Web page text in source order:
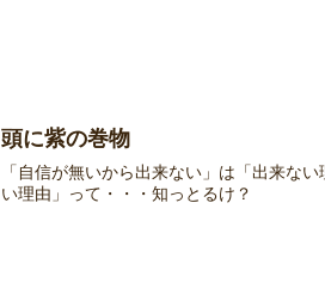
頭に紫の巻物
「自信が無いから出来ない」は「出来な
い理由」って・・・知っとるけ？